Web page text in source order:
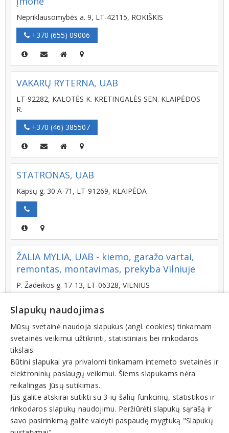
Nepriklausomybės a. 9, LT-42115, ROKIŠKIS
+370 (655) 09006
VAKARŲ RYTERNA, UAB
LT-92282, KALOTĖS K. KRETINGALĖS SEN. KLAIPĖDOS
R.
+370 (46) 385507
STATRONAS, UAB
Kapsų g. 30 A-71, LT-91269, KLAIPĖDA
ŽALIA MYLIA, UAB - kiemo, garažo vartai,
remontas, montavimas, prekyba Vilniuje
P. Žadeikos g. 17-13, LT-06328, VILNIUS
VARSTA, UAB
Baltarusių g. 3, LT-13262, NEMĖŽIO K. NEMĖŽIO SEN.
VILNIAUS R.
+370 (601) 14883
Slapukų naudojimas
Mūsų svetainė naudoja slapukus (angl. cookies) tinkamam
svetainės veikimui užtikrinti, statistiniais bei rinkodaros
tikslais.
Būtini slapukai yra privalomi tinkamam interneto svetainės ir
elektroninių paslaugų veikimui. Šiems slapukams nėra
reikalingas Jūsų sutikimas.
Jūs galite atskirai sutikti su 3-ių šalių funkcinių, statistikos ir
rinkodaros slapukų naudojimu. Peržiūrėti slapukų sąrašą ir
savo pasirinkimą galite valdyti paspaudę mygtuką "Slapukų